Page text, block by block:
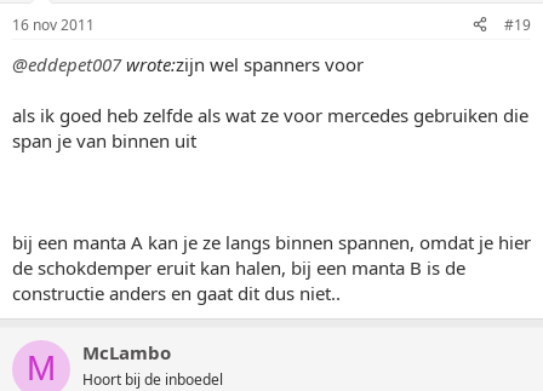
16 nov 2011 #19
@eddepet007wrote:zijn wel spanners voor
als ik goed heb zelfde als wat ze voor mercedes gebruiken die
span je van binnen uit
bij een manta A kan je ze langs binnen spannen, omdat je hier
de schokdemper eruit kan halen, bij een manta B is de
constructie anders en gaat dit dus niet..
M McLambo
Hoort bij de inboedel